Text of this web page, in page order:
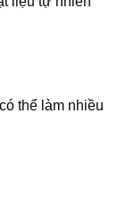
thể làm nhiều